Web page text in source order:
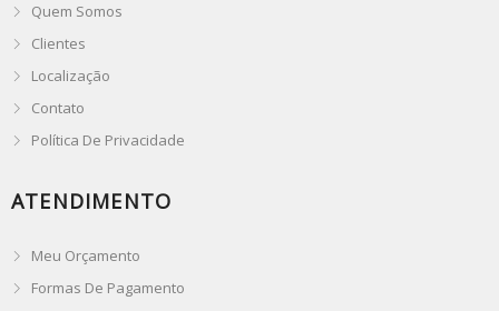
Quem Somos
Clientes
Localização
Contato
Política De Privacidade
ATENDIMENTO
Meu Orçamento
Formas De Pagamento